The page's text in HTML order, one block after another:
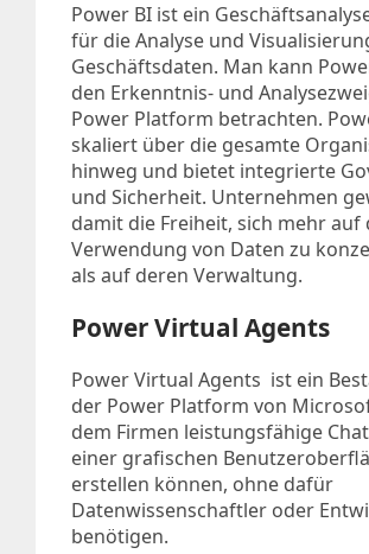
Power BI ist ein
für die Analyse und
Geschäftsdaten. Man kann
den Erkenntnis- und
Power Platform betrachten.
skaliert über die gesamte
hinweg und bietet integrierte
und Sicherheit. Unternehmen
damit die Freiheit, sich mehr auf
Verwendung von Daten zu
als auf deren Verwaltung.
Power Virtual Agents
Power Virtual Agents ist ein
der Power Platform von
dem Firmen leistungsfähige
einer grafischen
erstellen können, ohne dafür
Datenwissenschaftler oder
benötigen.